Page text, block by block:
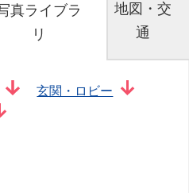
真ライブラ
リ
地図・交
通
玄関・ロビー